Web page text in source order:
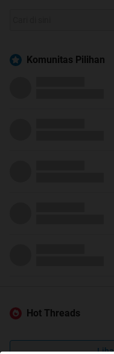
Komunitas Pilihan
Hot Threads